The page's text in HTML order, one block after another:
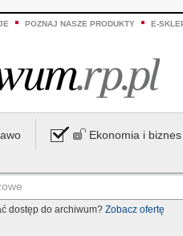
POZNAJ NASZE PRODUKTY E-
Ekonomia i biznes
dostęp do archiwum? Zobacz ofertę